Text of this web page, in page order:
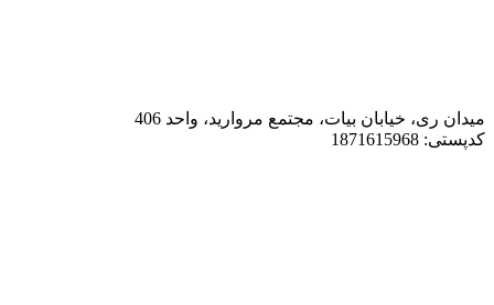
میدان ری، خیابان بیات، مجتمع مروارید، واحد 406
کدپستی: 1871615968